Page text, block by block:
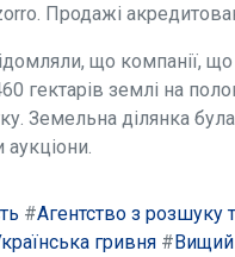
Продажі
що компанії,
гектарів землі на
Земельна ділянка
аукціони.
#Агентство з розшуку
гривня #Вищий